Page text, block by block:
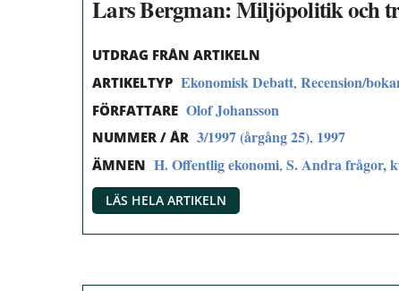
Lars Bergman: Miljöpolitik och
UTDRAG FRÅN ARTIKELN
ARTIKELTYP Ekonomisk Debatt, Recension/
FÖRFATTARE Olof Johansson
NUMMER / ÅR 3/1997 (årgång 25), 1997
ÄMNEN H. Offentlig ekonomi, S. Andra frågor,
LÄS HELA ARTIKELN